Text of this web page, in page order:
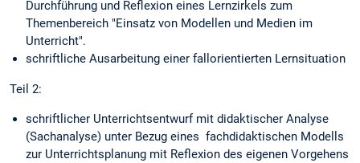
Durchführung und Reflexion eines Lernzirkels zum
Themenbereich "Einsatz von Modellen und Medien im
Unterricht".
schriftliche Ausarbeitung einer fallorientierten Lernsituation
Teil 2:
schriftlicher Unterrichtsentwurf mit didaktischer Analyse
(Sachanalyse) unter Bezug eines fachdidaktischen Modells
zur Unterrichtsplanung mit Reflexion des eigenen Vorgehens